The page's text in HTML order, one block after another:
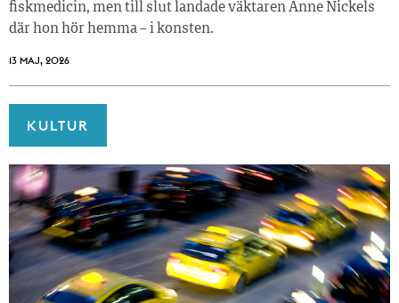
fiskmedicin, men till slut landade väktaren Anne Nickels
där hon hör hemma – i konsten.
13 MAJ, 2026
KULTUR